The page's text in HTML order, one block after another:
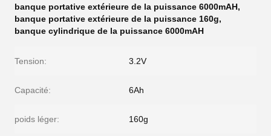
banque portative extérieure de la puissance 6000mAH,
banque portative extérieure de la puissance 160g,
banque cylindrique de la puissance 6000mAH
Tension: 3.2V
Capacité: 6Ah
poids léger: 160g